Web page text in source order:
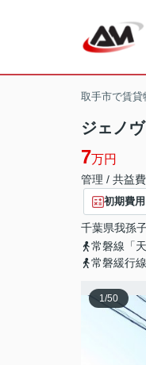
取手市で賃貸
ジェノ
7万円
管理 / 共益
初期費
千葉県我孫
常磐線「
常磐緩行
1/50